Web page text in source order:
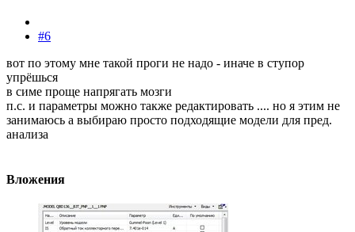
#6
вот по этому мне такой проги не надо - иначе в ступор
упрёшься
в симе проще напрягать мозги
п.с. и параметры можно также редактировать .... но я этим не
занимаюсь а выбираю просто подходящие модели для пред.
анализа
Вложения